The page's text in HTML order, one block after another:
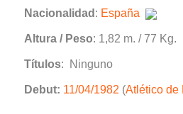
Nacionalidad : España
Altura / Peso: 1,82 m. / 77 Kg.
Títulos: Ninguno
Debut: 11/04/1982 (Atlético de